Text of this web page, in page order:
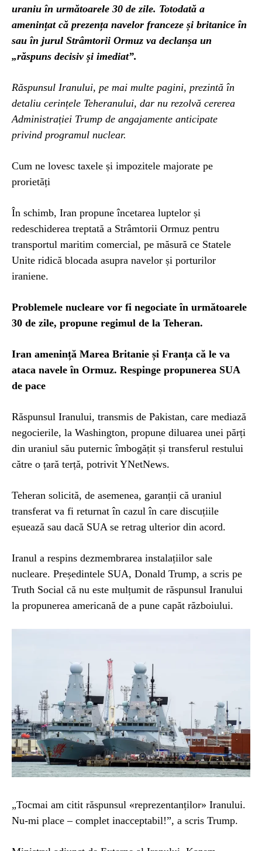
uraniu în următoarele 30 de zile. Totodată a
amenințat că prezența navelor franceze și britanice în
sau în jurul Strâmtorii Ormuz va declanșa un
„răspuns decisiv și imediat”.
Răspunsul Iranului, pe mai multe pagini, prezintă în
detaliu cerințele Teheranului, dar nu rezolvă cererea
Administrației Trump de angajamente anticipate
privind programul nuclear.
Cum ne lovesc taxele și impozitele majorate pe
prorietăți
În schimb, Iran propune încetarea luptelor și
redeschiderea treptată a Strâmtorii Ormuz pentru
transportul maritim comercial, pe măsură ce Statele
Unite ridică blocada asupra navelor și porturilor
iraniene.
Problemele nucleare vor fi negociate în următoarele
30 de zile, propune regimul de la Teheran.
Iran amenință Marea Britanie și Franța că le va
ataca navele în Ormuz. Respinge propunerea SUA
de pace
Răspunsul Iranului, transmis de Pakistan, care mediază
negocierile, la Washington, propune diluarea unei părți
din uraniul său puternic îmbogățit și transferul restului
către o țară terță, potrivit YNetNews.
Teheran solicită, de asemenea, garanții că uraniul
transferat va fi returnat în cazul în care discuțiile
eșuează sau dacă SUA se retrag ulterior din acord.
Iranul a respins dezmembrarea instalațiilor sale
nucleare. Președintele SUA, Donald Trump, a scris pe
Truth Social că nu este mulțumit de răspunsul Iranului
la propunerea americană de a pune capăt războiului.
„Tocmai am citit răspunsul «reprezentanților» Iranului.
Nu-mi place – complet inacceptabil!”, a scris Trump.